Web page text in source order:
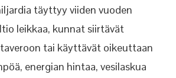
täyttyy viiden vuoden
leikkaa, kunnat siirtävät
tai käyttävät oikeuttaan
energian hintaa, vesilaskua